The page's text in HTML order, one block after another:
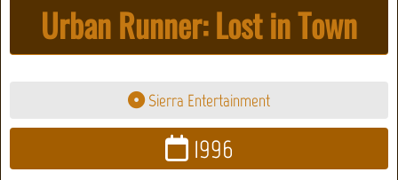
Urban Runner: Lost in Town
Sierra Entertainment
1996